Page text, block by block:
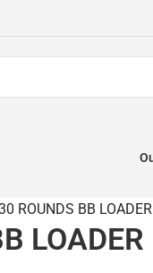
ROUNDS BB LOADER
LOADER